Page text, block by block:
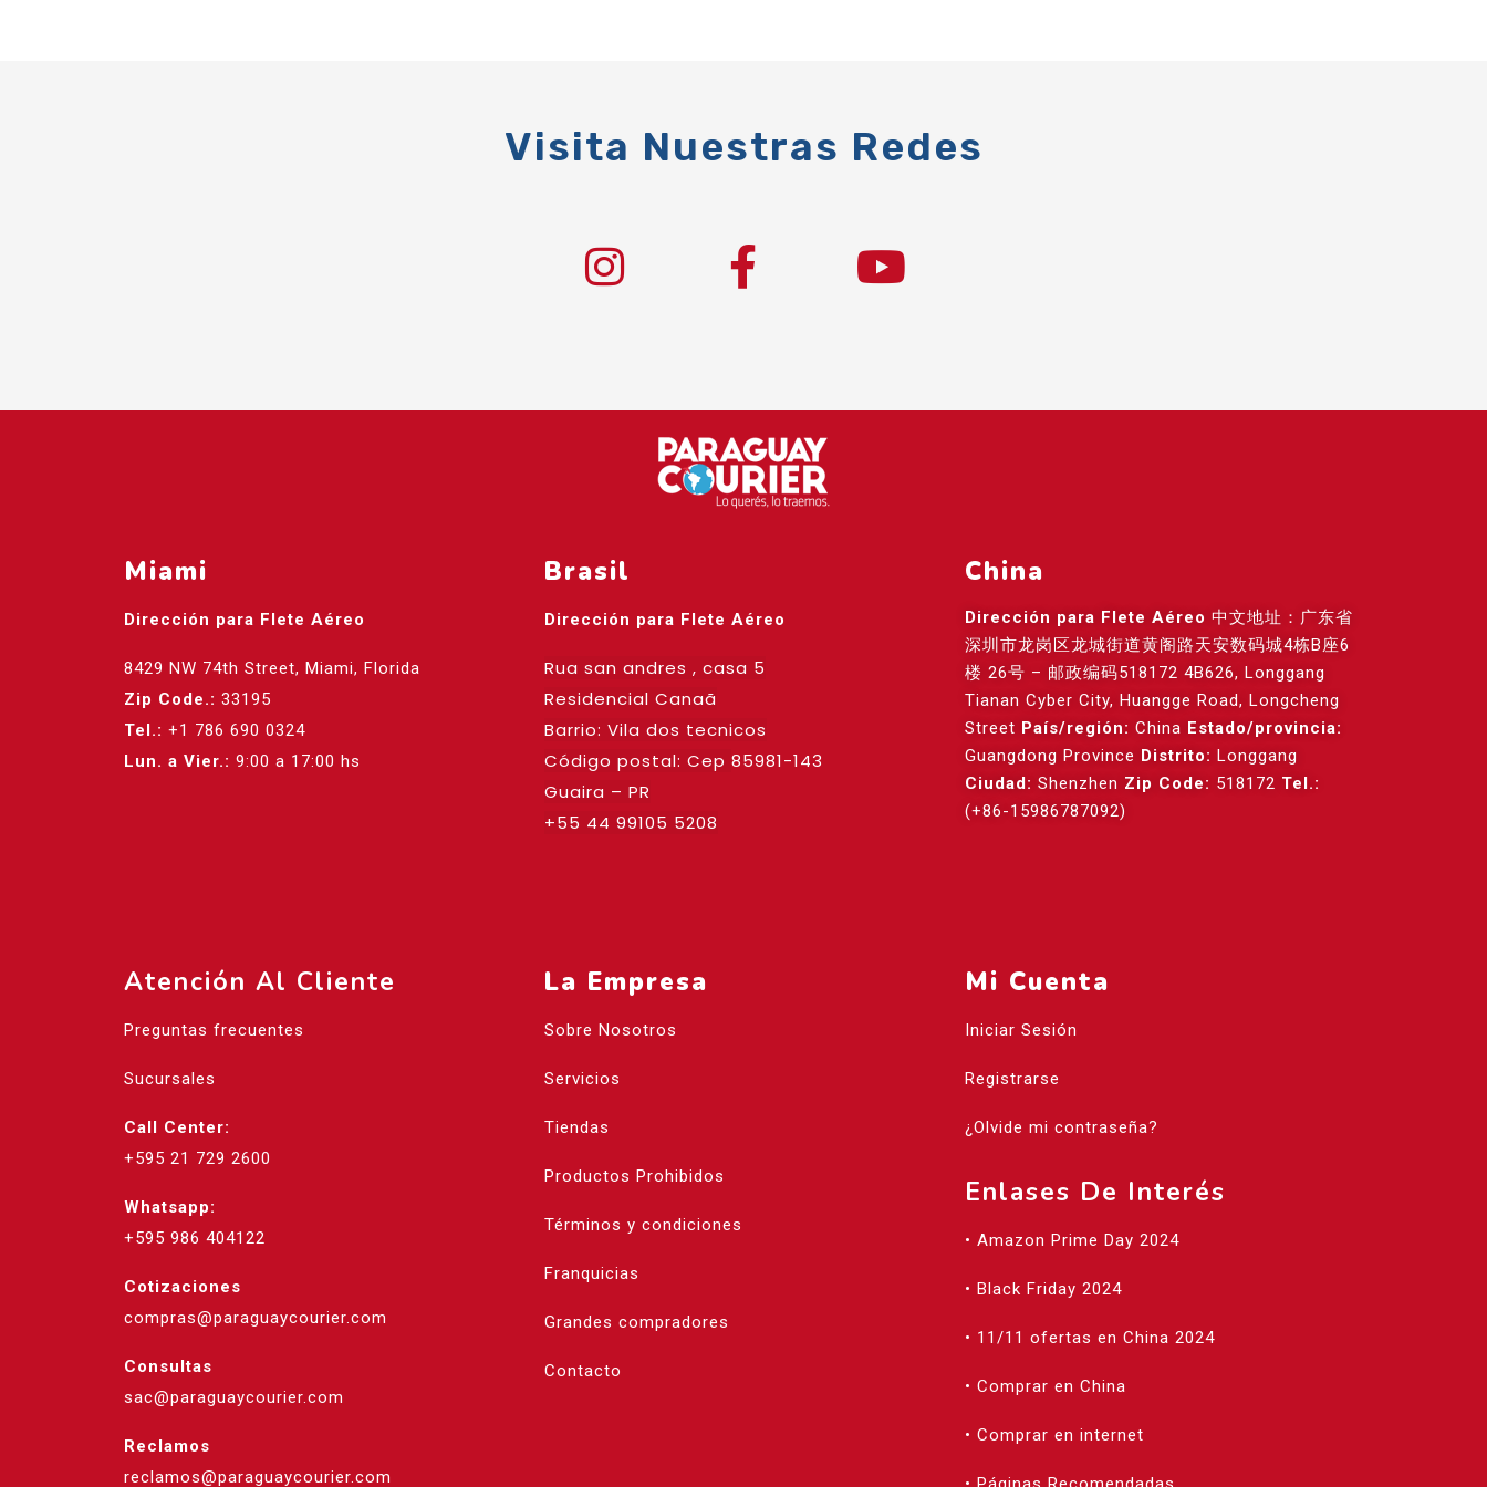
Visita Nuestras Redes
Miami
Dirección para Flete Aéreo
8429 NW 74th Street, Miami, Florida
Zip Code.: 33195
Tel.: +1 786 690 0324
Lun. a Vier.: 9:00 a 17:00 hs
Brasil
Dirección para Flete Aéreo
Rua san andres , casa 5
Residencial Canaã
Barrio: Vila dos tecnicos
Código postal: Cep 85981-143
Guaira – PR
+55 44 99105 5208
China
Dirección para Flete Aéreo 中文地址：广东省
深圳市龙岗区龙城街道黄阁路天安数码城4栋B座6
楼 26号 – 邮政编码518172 4B626, Longgang
Tianan Cyber City, Huangge Road, Longcheng
Street País/región: China Estado/provincia:
Guangdong Province Distrito: Longgang
Ciudad: Shenzhen Zip Code: 518172 Tel.:
(+86-15986787092)
Atención Al Cliente
Preguntas frecuentes
Sucursales
Call Center:
+595 21 729 2600
Whatsapp:
+595 986 404122
Cotizaciones
compras@paraguaycourier.com
Consultas
sac@paraguaycourier.com
Reclamos
reclamos@paraguaycourier.com
La Empresa
Sobre Nosotros
Servicios
Tiendas
Productos Prohibidos
Términos y condiciones
Franquicias
Grandes compradores
Contacto
Mi Cuenta
Iniciar Sesión
Registrarse
¿Olvide mi contraseña?
Enlases De Interés
• Amazon Prime Day 2024
• Black Friday 2024
• 11/11 ofertas en China 2024
• Comprar en China
• Comprar en internet